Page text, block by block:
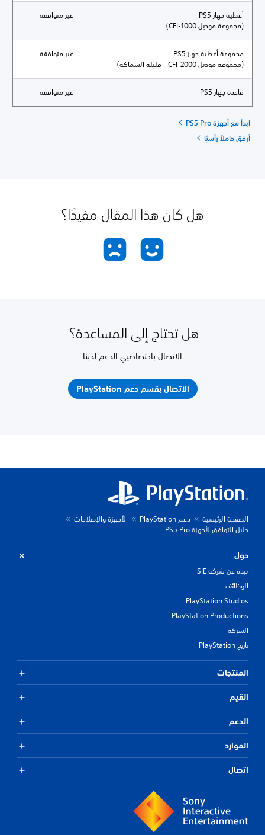
أغطية جهاز PS5
(مجموعة موديل CFI-1000)
غير متوافقة
مجموعة أغطية جهاز PS5
(مجموعة موديل CFI-2000 - قليلة السماكة)
غير متوافقة
قاعدة جهاز PS5 غير متوافقة
ابدأ مع أجهزة PS5 Pro
أرفق حاملاً رأسيًا
هل كان هذا المقال مفيدًا؟
هل تحتاج إلى المساعدة؟
الاتصال باختصاصيي الدعم لدينا
الاتصال بقسم دعم PlayStation
الصفحة الرئيسية دعم PlayStation
الأجهزة والإصلاحات
دليل التوافق لأجهزة PS5 Pro
حول
نبذة عن شركة SIE
الوظائف
PlayStation Studios
PlayStation Productions
الشركة
تاريخ PlayStation
المنتجات
القيم
الدعم
الموارد
اتصال